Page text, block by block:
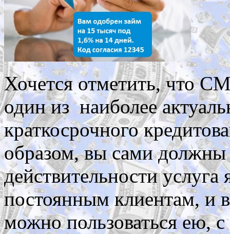
Хочется отметить, что
один из наиболее
краткосрочного
образом, вы сами должны
действительности услуга
постоянным клиентам, и
можно пользоваться ею,